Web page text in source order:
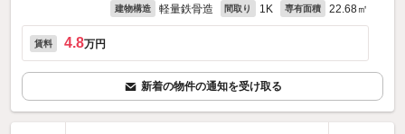
建物構造 軽量鉄骨造 間取り 1K 専有面積 22.68㎡
賃料 4.8万円
新着の物件の通知を受け取る